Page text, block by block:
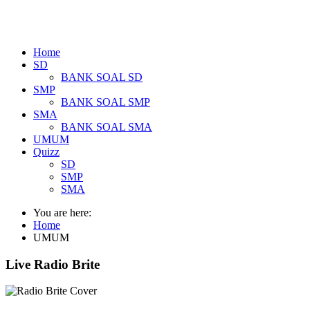
Home
SD
BANK SOAL SD
SMP
BANK SOAL SMP
SMA
BANK SOAL SMA
UMUM
Quizz
SD
SMP
SMA
You are here:
Home
UMUM
Live Radio Brite